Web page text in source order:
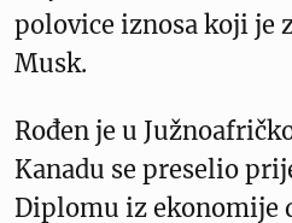
polovice iznosa koji je
Musk.
Rođen je u
Kanadu se preselio
Diplomu iz ekonomije